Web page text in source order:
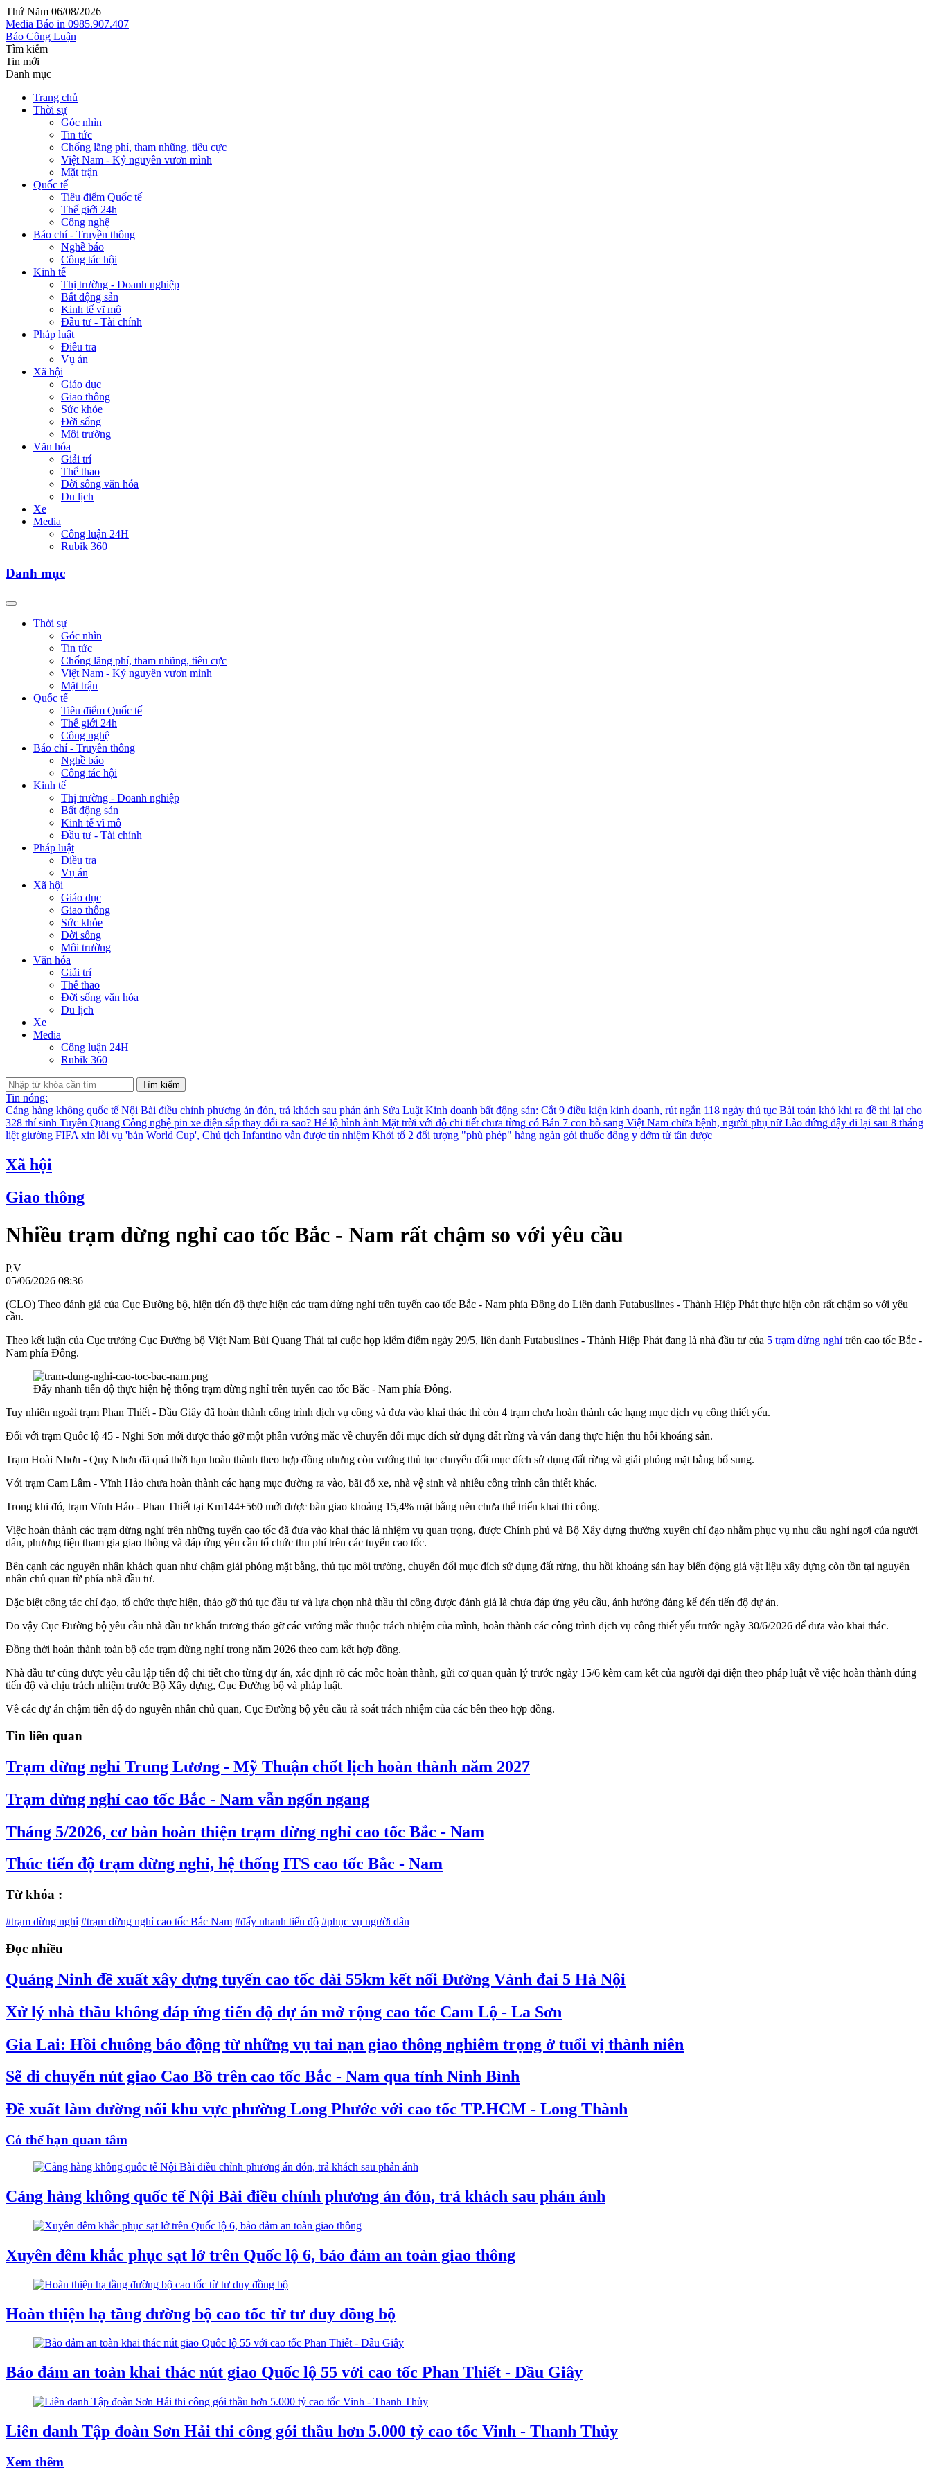
Thứ Năm 06/08/2026
Media Báo in 0985.907.407
Báo Công Luận
Tìm kiếm
Tin mới
Danh mục
Trang chủ
Thời sự
Góc nhìn
Tin tức
Chống lãng phí, tham nhũng, tiêu cực
Việt Nam - Kỷ nguyên vươn mình
Mặt trận
Quốc tế
Tiêu điểm Quốc tế
Thế giới 24h
Công nghệ
Báo chí - Truyền thông
Nghề báo
Công tác hội
Kinh tế
Thị trường - Doanh nghiệp
Bất động sản
Kinh tế vĩ mô
Đầu tư - Tài chính
Pháp luật
Điều tra
Vụ án
Xã hội
Giáo dục
Giao thông
Sức khỏe
Đời sống
Môi trường
Văn hóa
Giải trí
Thể thao
Đời sống văn hóa
Du lịch
Xe
Media
Công luận 24H
Rubik 360
Danh mục
Thời sự
Góc nhìn
Tin tức
Chống lãng phí, tham nhũng, tiêu cực
Việt Nam - Kỷ nguyên vươn mình
Mặt trận
Quốc tế
Tiêu điểm Quốc tế
Thế giới 24h
Công nghệ
Báo chí - Truyền thông
Nghề báo
Công tác hội
Kinh tế
Thị trường - Doanh nghiệp
Bất động sản
Kinh tế vĩ mô
Đầu tư - Tài chính
Pháp luật
Điều tra
Vụ án
Xã hội
Giáo dục
Giao thông
Sức khỏe
Đời sống
Môi trường
Văn hóa
Giải trí
Thể thao
Đời sống văn hóa
Du lịch
Xe
Media
Công luận 24H
Rubik 360
Tìm kiếm
Tin nóng:
Cảng hàng không quốc tế Nội Bài điều chỉnh phương án đón, trả khách sau phản ánh Sửa Luật Kinh doanh bất động sản: Cắt 9 điều kiện kinh doanh, rút ngắn 118 ngày thủ tục Bài toán khó khi ra đề thi lại cho
328 thí sinh Tuyên Quang Công nghệ pin xe điện sắp thay đổi ra sao? Hé lộ hình ảnh Mặt trời với độ chi tiết chưa từng có Bán 7 con bò sang Việt Nam chữa bệnh, người phụ nữ Lào đứng dậy đi lại sau 8 tháng
liệt giường FIFA xin lỗi vụ 'bán World Cup', Chủ tịch Infantino vẫn được tín nhiệm Khởi tố 2 đối tượng "phù phép" hàng ngàn gói thuốc đông y dởm từ tân dược
Xã hội
Giao thông
Nhiều trạm dừng nghỉ cao tốc Bắc - Nam rất chậm so với yêu cầu
P.V
05/06/2026 08:36
(CLO) Theo đánh giá của Cục Đường bộ, hiện tiến độ thực hiện các trạm dừng nghỉ trên tuyến cao tốc Bắc - Nam phía Đông do Liên danh Futabuslines - Thành Hiệp Phát thực hiện còn rất chậm so với yêu
cầu.
Theo kết luận của Cục trưởng Cục Đường bộ Việt Nam Bùi Quang Thái tại cuộc họp kiểm điểm ngày 29/5, liên danh Futabuslines - Thành Hiệp Phát đang là nhà đầu tư của 5 trạm dừng nghỉ trên cao tốc Bắc -
Nam phía Đông.
Đẩy nhanh tiến độ thực hiện hệ thống trạm dừng nghỉ trên tuyến cao tốc Bắc - Nam phía Đông.
Tuy nhiên ngoài trạm Phan Thiết - Dầu Giây đã hoàn thành công trình dịch vụ công và đưa vào khai thác thì còn 4 trạm chưa hoàn thành các hạng mục dịch vụ công thiết yếu.
Đối với trạm Quốc lộ 45 - Nghi Sơn mới được tháo gỡ một phần vướng mắc về chuyển đổi mục đích sử dụng đất rừng và vẫn đang thực hiện thu hồi khoáng sản.
Trạm Hoài Nhơn - Quy Nhơn đã quá thời hạn hoàn thành theo hợp đồng nhưng còn vướng thủ tục chuyển đổi mục đích sử dụng đất rừng và giải phóng mặt bằng bổ sung.
Với trạm Cam Lâm - Vĩnh Hảo chưa hoàn thành các hạng mục đường ra vào, bãi đỗ xe, nhà vệ sinh và nhiều công trình cần thiết khác.
Trong khi đó, trạm Vĩnh Hảo - Phan Thiết tại Km144+560 mới được bàn giao khoảng 15,4% mặt bằng nên chưa thể triển khai thi công.
Việc hoàn thành các trạm dừng nghỉ trên những tuyến cao tốc đã đưa vào khai thác là nhiệm vụ quan trọng, được Chính phủ và Bộ Xây dựng thường xuyên chỉ đạo nhằm phục vụ nhu cầu nghỉ ngơi của người
dân, phương tiện tham gia giao thông và đáp ứng yêu cầu tổ chức thu phí trên các tuyến cao tốc.
Bên cạnh các nguyên nhân khách quan như chậm giải phóng mặt bằng, thủ tục môi trường, chuyển đổi mục đích sử dụng đất rừng, thu hồi khoáng sản hay biến động giá vật liệu xây dựng còn tồn tại nguyên
nhân chủ quan từ phía nhà đầu tư.
Đặc biệt công tác chỉ đạo, tổ chức thực hiện, tháo gỡ thủ tục đầu tư và lựa chọn nhà thầu thi công được đánh giá là chưa đáp ứng yêu cầu, ảnh hưởng đáng kể đến tiến độ dự án.
Do vậy Cục Đường bộ yêu cầu nhà đầu tư khẩn trương tháo gỡ các vướng mắc thuộc trách nhiệm của mình, hoàn thành các công trình dịch vụ công thiết yếu trước ngày 30/6/2026 để đưa vào khai thác.
Đồng thời hoàn thành toàn bộ các trạm dừng nghỉ trong năm 2026 theo cam kết hợp đồng.
Nhà đầu tư cũng được yêu cầu lập tiến độ chi tiết cho từng dự án, xác định rõ các mốc hoàn thành, gửi cơ quan quản lý trước ngày 15/6 kèm cam kết của người đại diện theo pháp luật về việc hoàn thành đúng
tiến độ và chịu trách nhiệm trước Bộ Xây dựng, Cục Đường bộ và pháp luật.
Về các dự án chậm tiến độ do nguyên nhân chủ quan, Cục Đường bộ yêu cầu rà soát trách nhiệm của các bên theo hợp đồng.
Tin liên quan
Trạm dừng nghỉ Trung Lương - Mỹ Thuận chốt lịch hoàn thành năm 2027
Trạm dừng nghỉ cao tốc Bắc - Nam vẫn ngổn ngang
Tháng 5/2026, cơ bản hoàn thiện trạm dừng nghỉ cao tốc Bắc - Nam
Thúc tiến độ trạm dừng nghỉ, hệ thống ITS cao tốc Bắc - Nam
Từ khóa :
#trạm dừng nghỉ #trạm dừng nghỉ cao tốc Bắc Nam #đẩy nhanh tiến độ #phục vụ người dân
Đọc nhiều
Quảng Ninh đề xuất xây dựng tuyến cao tốc dài 55km kết nối Đường Vành đai 5 Hà Nội
Xử lý nhà thầu không đáp ứng tiến độ dự án mở rộng cao tốc Cam Lộ - La Sơn
Gia Lai: Hồi chuông báo động từ những vụ tai nạn giao thông nghiêm trọng ở tuổi vị thành niên
Sẽ di chuyển nút giao Cao Bồ trên cao tốc Bắc - Nam qua tỉnh Ninh Bình
Đề xuất làm đường nối khu vực phường Long Phước với cao tốc TP.HCM - Long Thành
Có thể bạn quan tâm
Cảng hàng không quốc tế Nội Bài điều chỉnh phương án đón, trả khách sau phản ánh
Xuyên đêm khắc phục sạt lở trên Quốc lộ 6, bảo đảm an toàn giao thông
Hoàn thiện hạ tầng đường bộ cao tốc từ tư duy đồng bộ
Bảo đảm an toàn khai thác nút giao Quốc lộ 55 với cao tốc Phan Thiết - Dầu Giây
Liên danh Tập đoàn Sơn Hải thi công gói thầu hơn 5.000 tỷ cao tốc Vinh - Thanh Thủy
Xem thêm